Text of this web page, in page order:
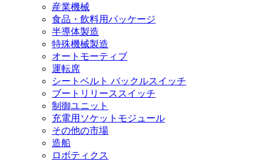
産業機械
食品・飲料用パッケージ
半導体製造
特殊機械製造
オートモーティブ
運転席
シートベルト バックルスイッチ
ブートリリーススイッチ
制御ユニット
充電用ソケットモジュール
その他の市場
造船
ロボティクス